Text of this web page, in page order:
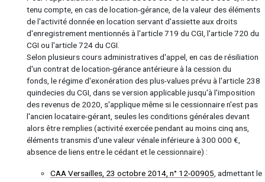
tenu compte, en cas de location-gérance, de la valeur des éléments
de l'activité donnée en location servant d'assiette aux droits
d'enregistrement mentionnés à l'article 719 du CGI, l'article 720 du
CGI ou l'article 724 du CGI.
Selon plusieurs cours administratives d'appel, en cas de résiliation
d'un contrat de location-gérance antérieure à la cession du
fonds, le régime d'exonération des plus-values prévu à l'article 238
quindecies du CGI, dans se version applicable jusqu'à l'imposition
des revenus de 2020, s'applique même si le cessionnaire n'est pas
l'ancien locataire-gérant, seules les conditions générales devant
alors être remplies (activité exercée pendant au moins cinq ans,
éléments transmis d'une valeur vénale inférieure à 300 000 €,
absence de liens entre le cédant et le cessionnaire) :
CAA Versailles, 23 octobre 2014, n° 12-00905 , admettant le